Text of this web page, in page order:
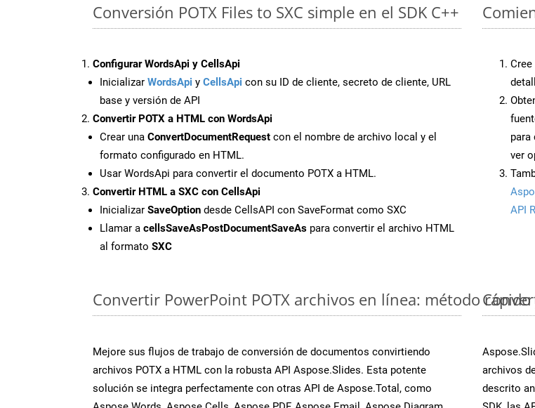
Conversión POTX Files to SXC simple en el SDK C++
Configurar WordsApi y CellsApi
Inicializar WordsApi y CellsApi con su ID de cliente, secreto de cliente, URL
base y versión de API
Convertir POTX a HTML con WordsApi
Crear una ConvertDocumentRequest con el nombre de archivo local y el
formato configurado en HTML.
Usar WordsApi para convertir el documento POTX a HTML.
Convertir HTML a SXC con CellsApi
Inicializar SaveOption desde CellsAPI con SaveFormat como SXC
Llamar a cellsSaveAsPostDocumentSaveAs para convertir el archivo HTML
al formato SXC
Cree
para
ver
API
Convertir PowerPoint POTX archivos en línea: método
Mejore sus flujos de trabajo de conversión de documentos convirtiendo
archivos POTX a HTML con la robusta API Aspose.Slides. Esta potente
solución se integra perfectamente con otras API de Aspose.Total, como
archivos
descrito